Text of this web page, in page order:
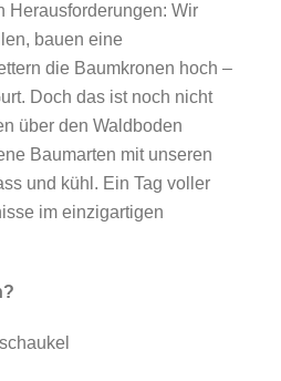
Herausforderungen: Wir
bauen eine
die Baumkronen hoch –
Doch das ist noch nicht
über den Waldboden
Baumarten mit unseren
und kühl. Ein Tag voller
im einzigartigen